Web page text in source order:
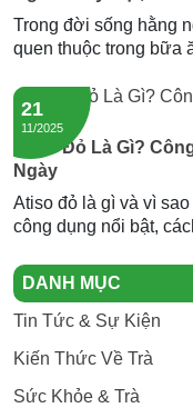
Trong đời sống hằng
quen thuộc trong bữa
21
11/2025
Atiso Đỏ Là Gì?
Ngày
Atiso đỏ là gì và vì
công dụng nổi bật,
DANH MỤC
Tin Tức & Sự Kiện
Kiến Thức Về Trà
Sức Khỏe & Trà